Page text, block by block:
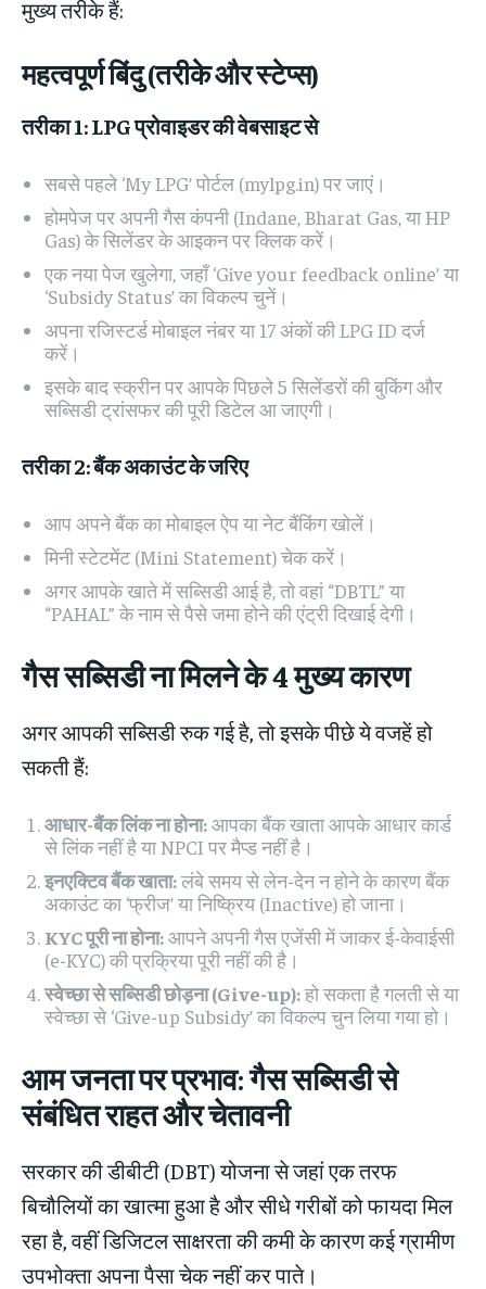
मुख्य तरीके हैं:
महत्वपूर्ण बिंदु (तरीके और स्टेप्स)
तरीका 1: LPG प्रोवाइडर की वेबसाइट से
सबसे पहले ‘My LPG’ पोर्टल (mylpg.in) पर जाएं।
होमपेज पर अपनी गैस कंपनी (Indane, Bharat Gas, या HP
Gas) के सिलेंडर के आइकन पर क्लिक करें।
एक नया पेज खुलेगा, जहाँ ‘Give your feedback online’ या
‘Subsidy Status’ का विकल्प चुनें।
अपना रजिस्टर्ड मोबाइल नंबर या 17 अंकों की LPG ID दर्ज
करें।
इसके बाद स्क्रीन पर आपके पिछले 5 सिलेंडरों की बुकिंग और
सब्सिडी ट्रांसफर की पूरी डिटेल आ जाएगी।
तरीका 2: बैंक अकाउंट के जरिए
आप अपने बैंक का मोबाइल ऐप या नेट बैंकिंग खोलें।
मिनी स्टेटमेंट (Mini Statement) चेक करें।
अगर आपके खाते में सब्सिडी आई है, तो वहां “DBTL” या
“PAHAL” के नाम से पैसे जमा होने की एंट्री दिखाई देगी।
गैस सब्सिडी ना मिलने के 4 मुख्य कारण
अगर आपकी सब्सिडी रुक गई है, तो इसके पीछे ये वजहें हो
सकती हैं:
आधार-बैंक लिंक ना होना:आपका बैंक खाता आपके आधार कार्ड
से लिंक नहीं है या NPCI पर मैप्ड नहीं है।
इनएक्टिव बैंक खाता:लंबे समय से लेन-देन न होने के कारण बैंक
अकाउंट का ‘फ्रीज’ या निष्क्रिय (Inactive) हो जाना।
KYC पूरी ना होना:आपने अपनी गैस एजेंसी में जाकर ई-केवाईसी
(e-KYC) की प्रक्रिया पूरी नहीं की है।
स्वेच्छा से सब्सिडी छोड़ना (Give-up):हो सकता है गलती से या
स्वेच्छा से ‘Give-up Subsidy’ का विकल्प चुन लिया गया हो।
आम जनता पर प्रभाव:गैस सब्सिडी से
संबंधितराहत और चेतावनी
सरकार की डीबीटी (DBT) योजना से जहां एक तरफ
बिचौलियों का खात्मा हुआ है और सीधे गरीबों को फायदा मिल
रहा है, वहीं डिजिटल साक्षरता की कमी के कारण कई ग्रामीण
उपभोक्ता अपना पैसा चेक नहीं कर पाते।